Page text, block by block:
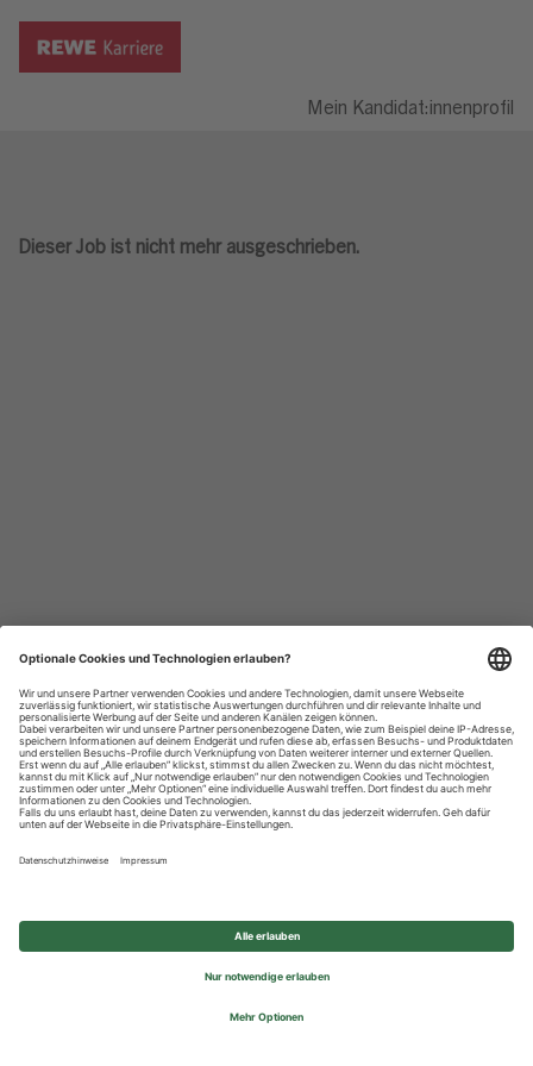
Mein Kandidat:innenprofil
Dieser Job ist nicht mehr ausgeschrieben.
Datenschutzhinweise
Impressum
Privatsphäre-Einstellungen
© 2026 REWE Group - All rights reserved